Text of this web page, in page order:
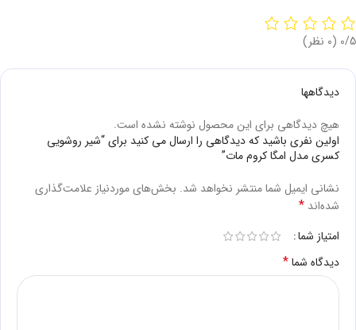
‫0/5 ‫(0 نظر)
دیدگاهها
هیچ دیدگاهی برای این محصول نوشته نشده است.
اولین نفری باشید که دیدگاهی را ارسال می کنید برای “شیر روشویی
کسری مدل امگا کروم مات”
نشانی ایمیل شما منتشر نخواهد شد. بخش‌های موردنیاز علامت‌گذاری
شده‌اند *
امتیاز شما
دیدگاه شما*